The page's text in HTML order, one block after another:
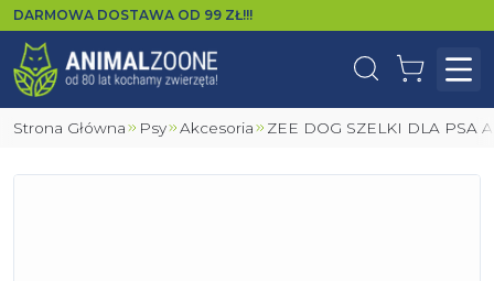
DARMOWA DOSTAWA OD 99 ZŁ!!!
WyszukajKoszyk
Strona Główna Psy Akcesoria ZEE DOG SZELKI DLA PSA